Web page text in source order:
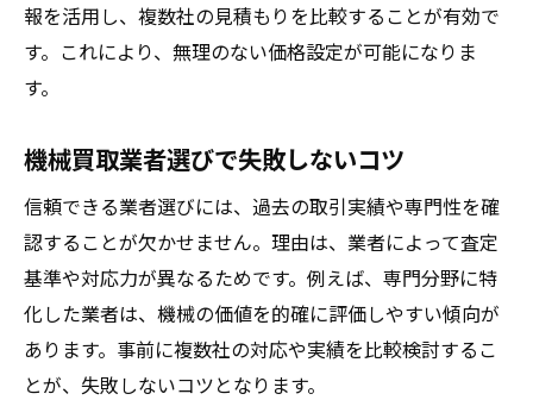
メンテナンスが古い機械買取に与える影響
機械の付属品や書類が査定額に与える効果
ランキングや口コミから学ぶ賢い機械買取
機械買取ランキングの選び方と活用法
口コミから見える機械買取業者の違いとは
利用者満足度が高い中古機械買取業者の特
徴
ランキング情報で安心できる業者を探すコ
報を活用し、複数社の見積もりを比較することが有効で
す。これにより、無理のない価格設定が可能になりま
す。
機械買取業者選びで失敗しないコツ
信頼できる業者選びには、過去の取引実績や専門性を確
認することが欠かせません。理由は、業者によって査定
基準や対応力が異なるためです。例えば、専門分野に特
化した業者は、機械の価値を的確に評価しやすい傾向が
あります。事前に複数社の対応や実績を比較検討するこ
とが、失敗しないコツとなります。